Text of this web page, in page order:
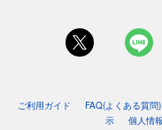
ご利用ガイド FAQ(よくある質問)
示
個人情